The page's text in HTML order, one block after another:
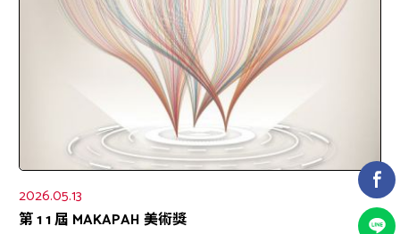
2026.05.13
第 1 1 屆 MAKAPAH 美術獎